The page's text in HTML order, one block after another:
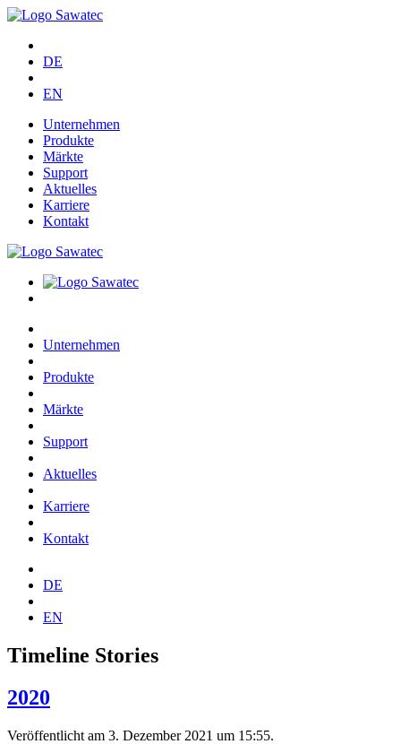
DE
EN
Unternehmen
Produkte
Märkte
Support
Aktuelles
Karriere
Kontakt
Unternehmen
Produkte
Märkte
Support
Aktuelles
Karriere
Kontakt
DE
EN
Timeline Stories
2020
Veröffentlicht am 3. Dezember 2021 um 15:55.